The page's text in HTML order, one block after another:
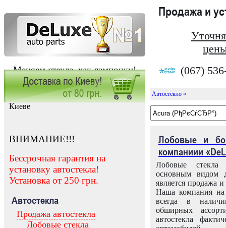
Меняем стекла, как лампочки!
Продажа и
(067)
Заказать установку автостекла в
Киеве
ВНИМАНИЕ!!!
Бессрочная гарантия на
установку автостекла!
Установка от 250 грн.
Автостекла
Продажа автостекла
Лобовые стекла
Автостекло »
Лобовые и
компаниии
Лобовые
основным видом
является продажа и
Наша компания на
всегда в
обширных
автостекла